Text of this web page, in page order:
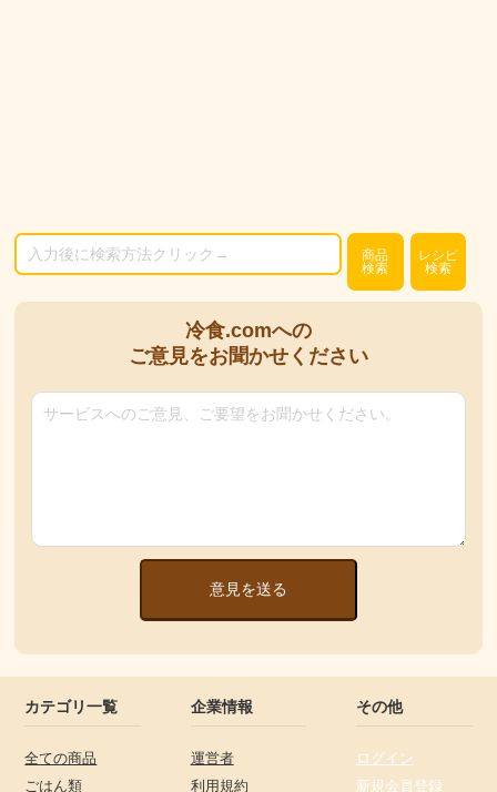
商品
検索
レシピ
検索
冷食.comへの
ご意見をお聞かせください
意見を送る
カテゴリ一覧
全ての商品
ごはん類
企業情報
運営者
利用規約
その他
ログイン
新規会員登録